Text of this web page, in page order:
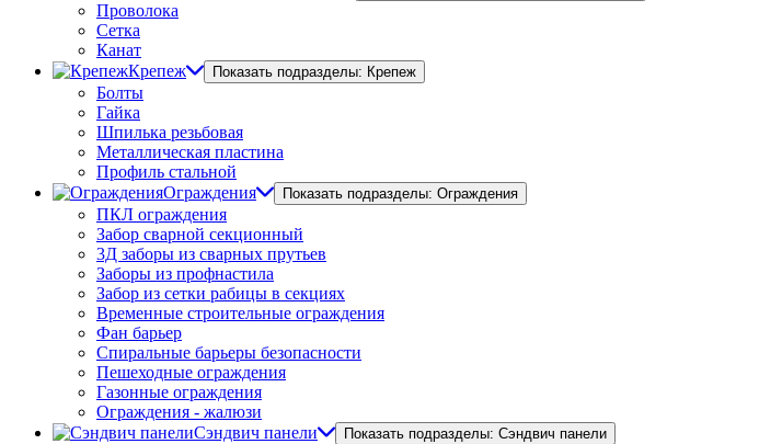
Проволока
Сетка
Канат
Крепеж
Показать подразделы: Крепеж
Болты
Гайка
Шпилька резьбовая
Металлическая пластина
Профиль стальной
Ограждения
Показать подразделы: Ограждения
ПКЛ ограждения
Забор сварной секционный
3Д заборы из сварных прутьев
Заборы из профнастила
Забор из сетки рабицы в секциях
Временные строительные ограждения
Фан барьер
Спиральные барьеры безопасности
Пешеходные ограждения
Газонные ограждения
Ограждения - жалюзи
Сэндвич панели
Показать подразделы: Сэндвич панели